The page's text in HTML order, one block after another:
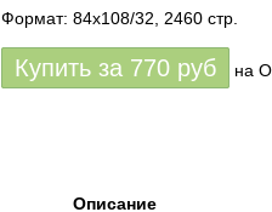
Формат: 84x108/32, 2460 стр.
Купить за 770 руб на
Описание